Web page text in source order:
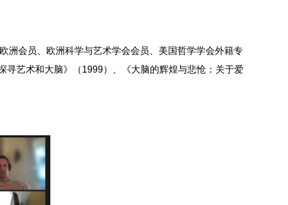
洲会员、欧洲科学与艺术学会会员、美国哲学学会外籍专
寻艺术和大脑》（1999）、《大脑的辉煌与悲怆：关于爱